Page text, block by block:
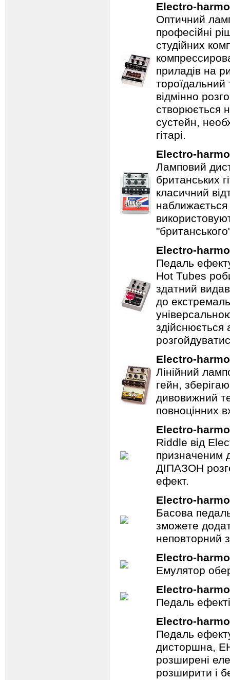
Electro-
Оптичний
професійні
студійних
приладів на
відмінно
створюється
сустейн,
гітарі.
Electro-
Ламповий
британських
класичний
Electro-
Педаль
Hot Tubes
здатний
до
Electro-
Лінійний
гейн,
дивовижний
повноцінних
Electro-
Riddle від
призначеним
ДІПАЗОН
ефект.
Electro-
Басова
зможете
неповторний
Electro-
Емулятор
Electro-
Педаль
Electro-
Педаль
дисторшна,
розширені
розширити і